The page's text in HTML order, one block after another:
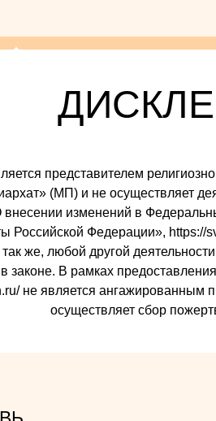
представителем
(МП) и не осуществляет
изменений в
Российской Федерации», https://
же, любой другой
законе. В рамках
не является ангажированным
осуществляет сбор